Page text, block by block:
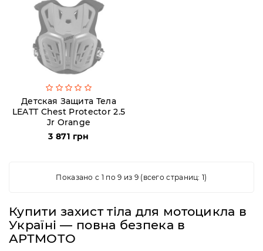
Детская Защита Тела
LEATT Chest Protector 2.5
Jr Orange
3 871 грн
Показано с 1 по 9 из 9 (всего страниц: 1)
Купити захист тіла для мотоцикла в
Україні — повна безпека в
АРТМОТО